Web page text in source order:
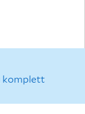
komplett